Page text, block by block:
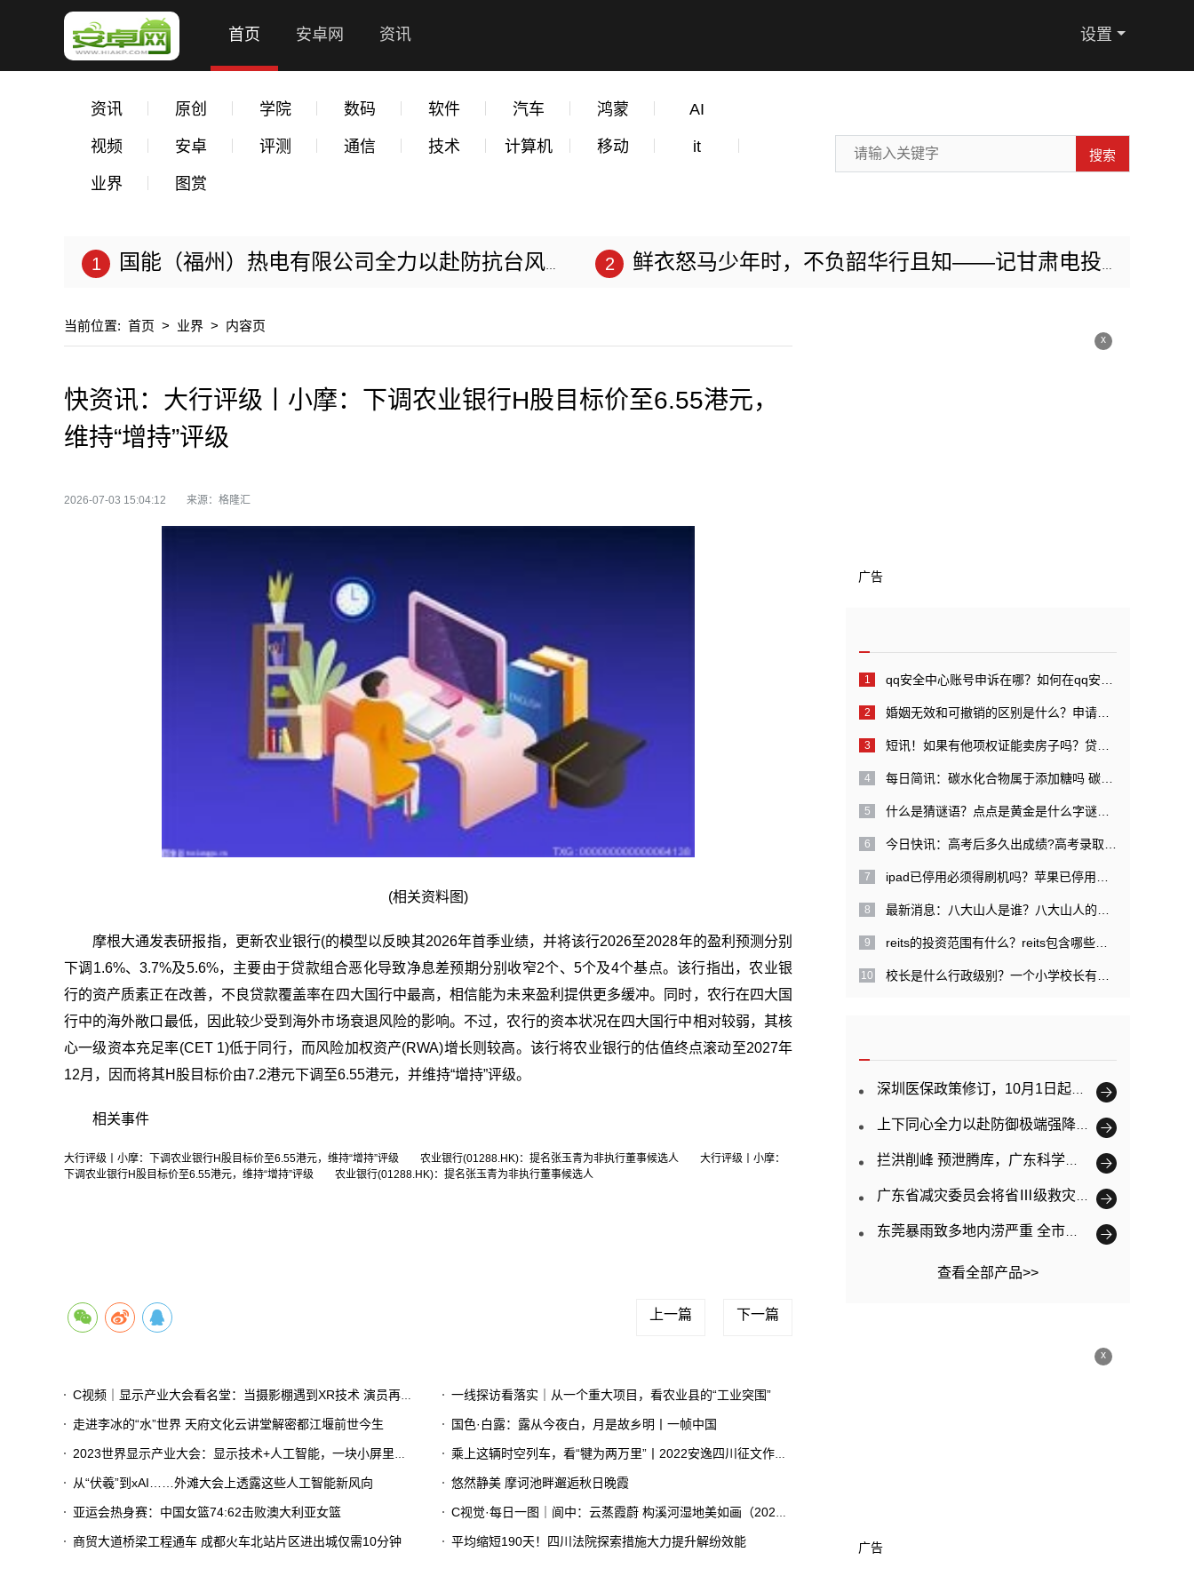
首页 安卓网 资讯 设置
资讯 原创 学院 数码 软件 汽车 鸿蒙 AI
视频 安卓 评测 通信 技术 计算机 移动 it
业界 图赏
搜索
国能（福州）热电有限公司全力以赴防抗台风“苏拉” 鲜衣怒马少年时，不负韶华行且知——记甘肃电投张掖电厂扩建项目部李特
当前位置: 首页 > 业界 > 内容页
快资讯：大行评级丨小摩：下调农业银行H股目标价至6.55港元，
维持“增持”评级
2026-07-03 15:04:12 来源：格隆汇
(相关资料图)
摩根大通发表研报指，更新农业银行(的模型以反映其2026年首季业绩，并将该行2026至2028年的盈利预测分别
下调1.6%、3.7%及5.6%，主要由于贷款组合恶化导致净息差预期分别收窄2个、5个及4个基点。该行指出，农业银
行的资产质素正在改善，不良贷款覆盖率在四大国行中最高，相信能为未来盈利提供更多缓冲。同时，农行在四大国
行中的海外敞口最低，因此较少受到海外市场衰退风险的影响。不过，农行的资本状况在四大国行中相对较弱，其核
心一级资本充足率(CET 1)低于同行，而风险加权资产(RWA)增长则较高。该行将农业银行的估值终点滚动至2027年
12月，因而将其H股目标价由7.2港元下调至6.55港元，并维持“增持”评级。
相关事件
大行评级丨小摩：下调农业银行H股目标价至6.55港元，维持“增持”评级 农业银行(01288.HK)：提名张玉青为非执行董事候选人 大行评级丨小摩：
下调农业银行H股目标价至6.55港元，维持“增持”评级 农业银行(01288.HK)：提名张玉青为非执行董事候选人
上一篇 下一篇
C视频｜显示产业大会看名堂：当摄影棚遇到XR技术 演员再也不用凭想象力演戏了 一线探访看落实｜从一个重大项目，看农业县的“工业突围”
走进李冰的“水”世界 天府文化云讲堂解密都江堰前世今生 国色·白露：露从今夜白，月是故乡明丨一帧中国
2023世界显示产业大会：显示技术+人工智能，一块小屏里看见大世界 乘上这辆时空列车，看“犍为两万里”丨2022安逸四川征文作品赏①
从“伏羲”到xAI……外滩大会上透露这些人工智能新风向 悠然静美 摩诃池畔邂逅秋日晚霞
亚运会热身赛：中国女篮74:62击败澳大利亚女篮 C视觉·每日一图｜阆中：云蒸霞蔚 构溪河湿地美如画（2023年8月30日）
商贸大道桥梁工程通车 成都火车北站片区进出城仅需10分钟 平均缩短190天！四川法院探索措施大力提升解纷效能
x
广告
深圳医保政策修订，10月1日起正式实施
上下同心全力以赴防御极端强降雨 广东已提前转移超11万人
拦洪削峰 预泄腾库，广东科学调度防御韩江洪水
广东省减灾委员会将省Ⅲ级救灾应急响应提升为Ⅱ级
东莞暴雨致多地内涝严重 全市已转移3563人
查看全部产品>>
x
广告